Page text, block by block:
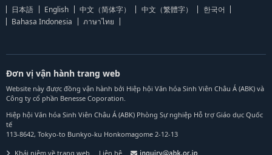
日本語 English 中文（简体字） 中文（繁體字）
한국어
Bahasa Indonesia
ภาษาไทย
Đơn vị vận hành trang web
Website này được đồng vận hành bởi Hiệp hội Văn hóa Sinh Viên Châu Á (ABK) và
Công ty cổ phần Benesse Coporation.
Hiệp hội Văn hóa Sinh Viên Châu Á (ABK) Phòng Sự nghiệp Hỗ trợ Giáo dục Quốc
tế
113-8642, Tokyo-to Bunkyo-ku Honkomagome 2-12-13
Khái niệm về trang web Liên hệ